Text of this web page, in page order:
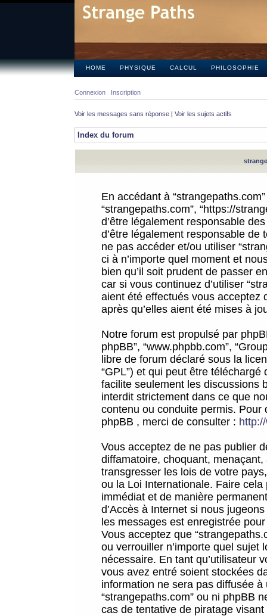
HOME PHYSIQUE CALCUL PHILOSOPHIE
Connexion Inscription
Voir les messages sans réponse | Voir les sujets actifs
Index du forum
En accédant à
“strangepaths.com”, “https://
d’être légalement responsable
d’être légalement responsable
ne pas accéder et/ou utiliser
ci à n’importe quel moment et
bien qu’il soit prudent de passer
car si vous continuez d’utiliser
aient été effectués vous acceptez
après qu’elles aient été mises à
Notre forum est propulsé par
phpBB”, “www.phpbb.com”,
libre de forum déclaré sous la
“GPL”) et qui peut être téléchargé
facilite seulement les discussions
interdit strictement dans ce que
contenu ou conduite permis.
phpBB , merci de consulter :
Vous acceptez de ne pas publier
diffamatoire, choquant,
transgresser les lois de votre
ou la Loi Internationale. Faire
immédiat et de manière
d’Accès à Internet si nous
les messages est enregistrée
Vous acceptez que
ou verrouiller n’importe quel sujet
nécessaire. En tant qu’utilisateur
vous avez entré soient stockées
information ne sera pas diffusée
“strangepaths.com” ou ni phpBB
cas de tentative de piratage